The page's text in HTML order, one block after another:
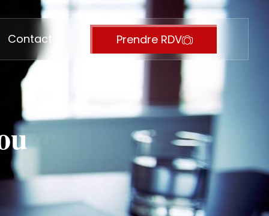
Contact Prendre RDV